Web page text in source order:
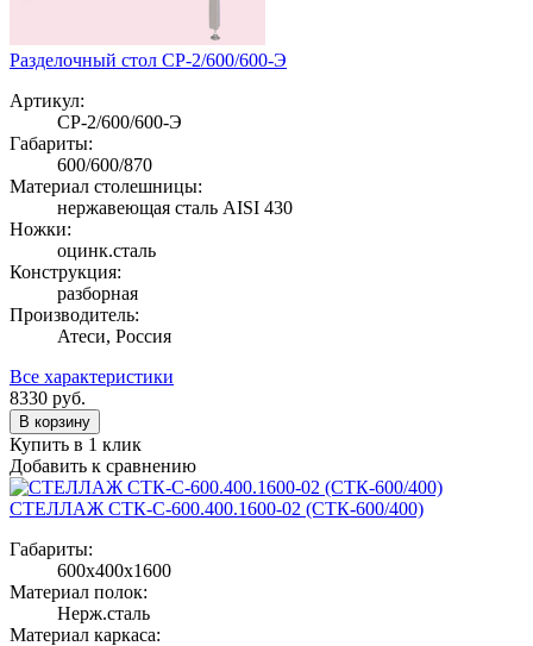
Разделочный стол СР-2/600/600-Э
Артикул:
СР-2/600/600-Э
Габариты:
600/600/870
Материал столешницы:
нержавеющая сталь AISI 430
Ножки:
оцинк.сталь
Конструкция:
разборная
Производитель:
Атеси, Россия
Все характеристики
8330 руб.
В корзину
Купить в 1 клик
Добавить к сравнению
СТЕЛЛАЖ СТК-С-600.400.1600-02 (СТК-600/400)
Габариты:
600х400х1600
Материал полок:
Нерж.сталь
Материал каркаса: